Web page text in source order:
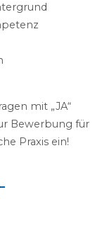
mit „JA“
Bewerbung für
Praxis ein!